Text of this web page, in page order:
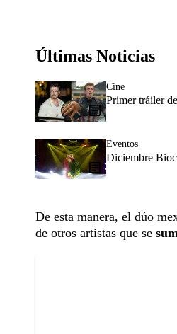
Últimas Noticias
Cine
Primer tráiler
Eventos
Diciembre
De esta manera, el dúo
de otros artistas que se